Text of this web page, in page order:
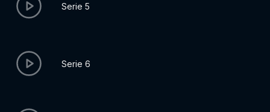
Serie 5
Serie 6